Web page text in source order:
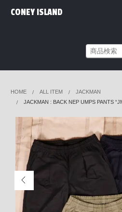
CONEY ISLAND
HOME ALL ITEM
JACKMAN
JACKMAN : BACK NEP UMPS PANTS